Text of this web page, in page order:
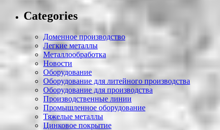
Categories
Доменное производство
Легкие металлы
Металлообработка
Новости
Оборудование
Оборудование для литейного производства
Оборудование для производства
Производственные линии
Промышленное оборудование
Тяжелые металлы
Цинковое покрытие